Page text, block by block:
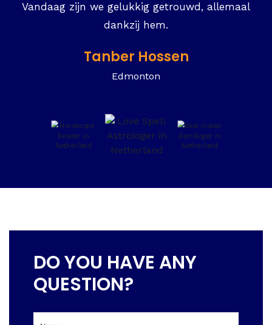
Vandaag zijn we gelukkig getrouwd, allemaal
dankzij hem.
Tanber Hossen
Edmonton
DO YOU HAVE ANY
QUESTION?